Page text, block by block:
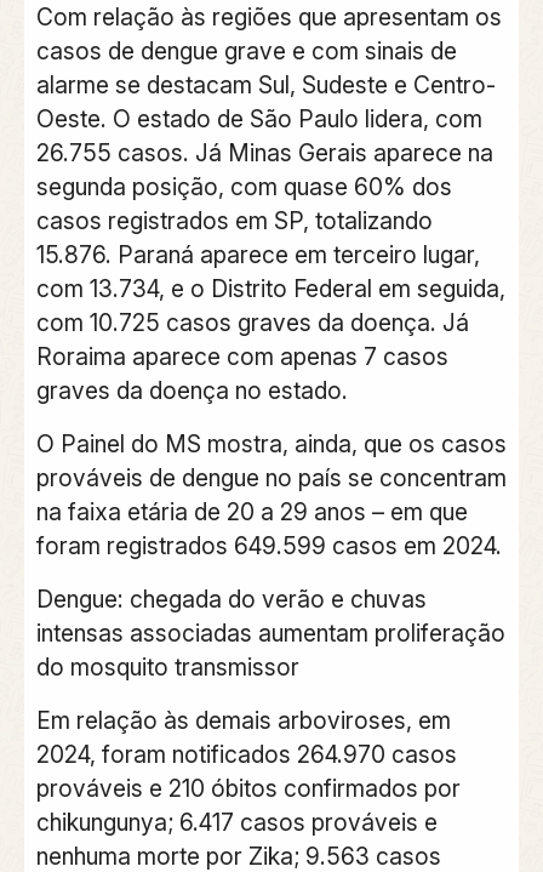
Com relação às regiões que apresentam os
casos de dengue grave e com sinais de
alarme se destacam Sul, Sudeste e Centro-
Oeste. O estado de São Paulo lidera, com
26.755 casos. Já Minas Gerais aparece na
segunda posição, com quase 60% dos
casos registrados em SP, totalizando
15.876. Paraná aparece em terceiro lugar,
com 13.734, e o Distrito Federal em seguida,
com 10.725 casos graves da doença. Já
Roraima aparece com apenas 7 casos
graves da doença no estado.
O Painel do MS mostra, ainda, que os casos
prováveis de dengue no país se concentram
na faixa etária de 20 a 29 anos – em que
foram registrados 649.599 casos em 2024.
Dengue: chegada do verão e chuvas
intensas associadas aumentam proliferação
do mosquito transmissor
Em relação às demais arboviroses, em
2024, foram notificados 264.970 casos
prováveis e 210 óbitos confirmados por
chikungunya; 6.417 casos prováveis e
nenhuma morte por Zika; 9.563 casos